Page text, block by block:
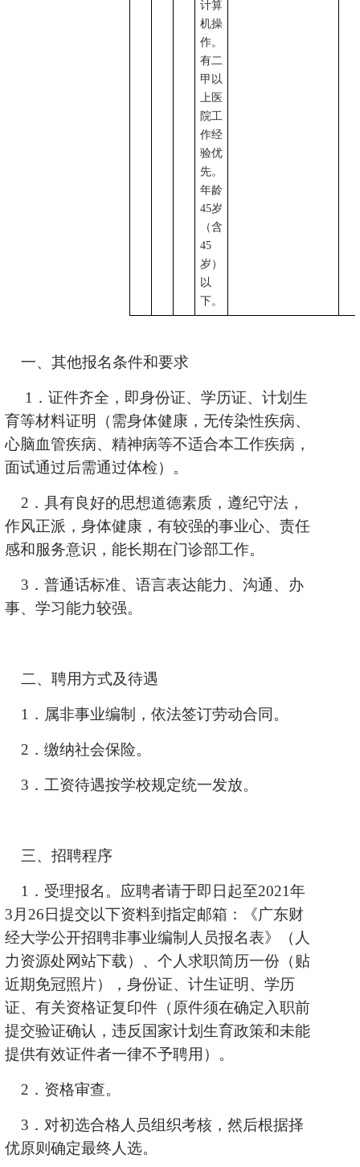
计算
机操
作。
有二
甲以
上医
院工
作经
验优
先。
年龄
45岁
（含
45
岁）
以
下。
一、其他报名条件和要求
1 ．证件齐全，即身份证、学历证、计划生
育等材料证明（需身体健康，无传染性疾病、
心脑血管疾病、精神病等不适合本工作疾病，
面试通过后需通过体检）。
2 ．具有良好的思想道德素质，遵纪守法，
作风正派，身体健康，有较强的事业心、责任
感和服务意识，能长期在门诊部工作。
3 ．普通话标准、语言表达能力、沟通、办
事、学习能力较强。
二、聘用方式及待遇
1 ．属非事业编制，依法签订劳动合同。
2 ．缴纳社会保险。
3 ．工资待遇按学校规定统一发放。
三、招聘程序
1 ．受理报名。应聘者请于即日起至2021年
3 月 26日提交以下资料到指定邮箱：《广东财
经大学公开招聘非事业编制人员报名表》（人
力资源处网站下载）、个人求职简历一份（贴
近期免冠照片），身份证、计生证明、学历
证、有关资格证复印件（原件须在确定入职前
提交验证确认，违反国家计划生育政策和未能
提供有效证件者一律不予聘用）。
2 ．资格审查。
3 ．对初选合格人员组织考核，然后根据择
优原则确定最终人选。